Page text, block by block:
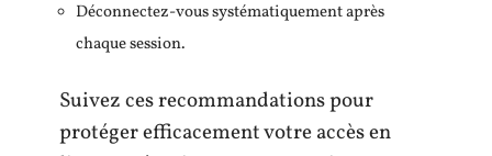
Déconnectez-vous systématiquement après
chaque session.
Suivez ces recommandations pour
protéger efficacement votre accès en